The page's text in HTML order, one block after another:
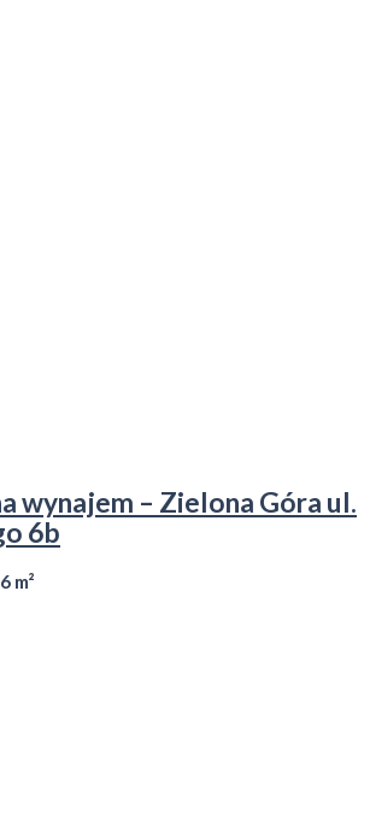
wynajem – Zielona Góra ul.
6b
m²